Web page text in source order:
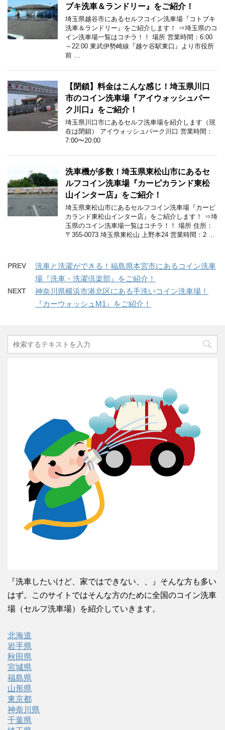
ブキ洗車＆ランドリー』をご紹介！
埼玉県越谷市にあるセルフコイン洗車場『コトブキ
洗車＆ランドリー』をご紹介します！ ⇒埼玉県のコ
イン洗車場一覧はコチラ！！ 場所 営業時間：6:00
～22:00 東武伊勢崎線『越ケ谷駅東口』より市役所
前 …
【閉鎖】料金はこんな感じ！埼玉県川口
市のコイン洗車場『アイウォッシュパー
ク川口』をご紹介！
埼玉県川口市にあるセルフ洗車場を紹介します（現
在は閉鎖） アイウォッシュパーク川口 営業時間：
7:00〜20:00
洗車機が多数！埼玉県東松山市にあるセ
ルフコイン洗車場『カーピカランド東松
山インター店』をご紹介！
埼玉県東松山市にあるセルフコイン洗車場『カーピ
カランド東松山インター店』をご紹介します！ ⇒埼
玉県のコイン洗車場一覧はコチラ！！ 場所 住所：
〒355-0073 埼玉県東松山 上野本24 営業時間：2 …
PREV
洗車と洗濯ができる！福島県本宮市にあるコイン洗車
場『洗車・洗濯倶楽部』をご紹介！
NEXT
神奈川県横浜市港北区にある手洗いコイン洗車場！
『カーウォッシュM1』をご紹介！
『洗車したいけど、家ではできない、、』そんな方も多い
はず。このサイトではそんな方のために全国のコイン洗車
場（セルフ洗車場）を紹介していきます。
北海道
岩手県
秋田県
宮城県
福島県
山形県
東京都
神奈川県
千葉県